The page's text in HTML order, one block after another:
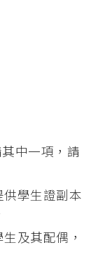
中一項，請
學生證副本
及其配偶，